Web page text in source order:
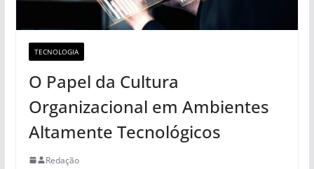
TECNOLOGIA
O Papel da Cultura
Organizacional em Ambientes
Altamente Tecnológicos
Redação